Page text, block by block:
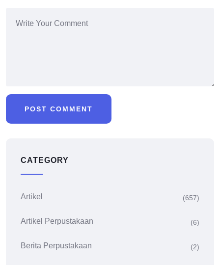
CATEGORY
Artikel (657)
Artikel Perpustakaan (6)
Berita Perpustakaan (2)